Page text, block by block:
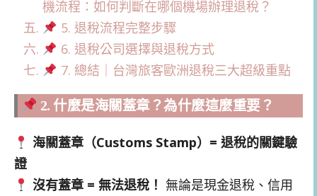
機流程：如何判斷在哪個機場辦理退稅？
5. 退稅流程完整步驟
6. 退稅公司選擇與退稅方式
7. 總結｜台灣旅客歐洲退稅三大超級重點
2. 什麼是海關蓋章？為什麼這麼重要？
海關蓋章（Customs Stamp）= 退稅的關鍵驗
證
沒有蓋章 = 無法退稅！ 無論是現金退稅、信用